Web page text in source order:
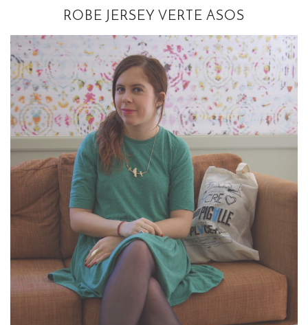
ROBE JERSEY VERTE ASOS